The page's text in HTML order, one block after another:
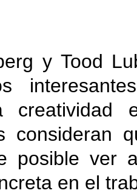
y Tood
consideran
posible ver
en el